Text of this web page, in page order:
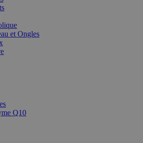
et Ongles
Q10